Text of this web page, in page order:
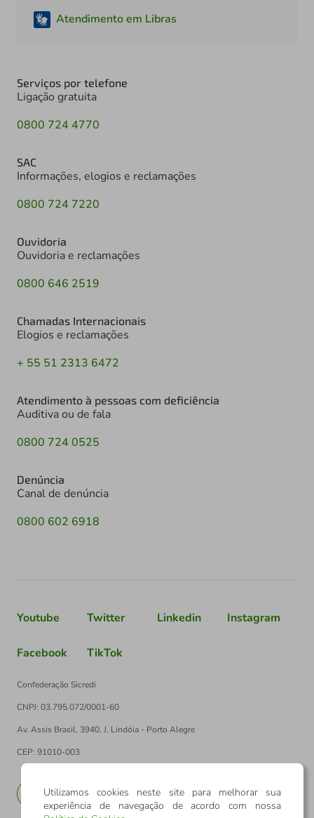
Atendimento em Libras
Serviços por telefone
Ligação gratuita
0800 724 4770
SAC
Informações, elogios e reclamações
0800 724 7220
Ouvidoria
Ouvidoria e reclamações
0800 646 2519
Chamadas Internacionais
Elogios e reclamações
+ 55 51 2313 6472
Atendimento à pessoas com deficiência
Auditiva ou de fala
0800 724 0525
Denúncia
Canal de denúncia
0800 602 6918
Youtube Twitter Linkedin Instagram
Facebook TikTok
Confederação Sicredi
CNPJ: 03.795.072/0001-60
Av. Assis Brasil, 3940, J. Lindóia - Porto Alegre
CEP: 91010-003
EN
Utilizamos cookies neste site para melhorar sua
experiência de navegação de acordo com nossa